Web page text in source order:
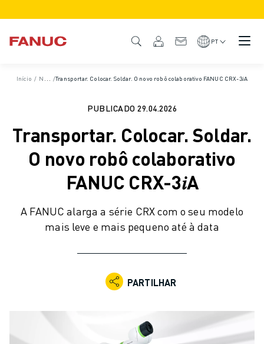
VISÃO GERAL DO PRODUTO
FUNÇÕES/OPÇÕES CNC
PERSONALIZAÇÃO
SIMULAÇÃO - SOLUÇÕES PARA GÉMEOS DIGITAIS
SUSTENTABILIDADE CNC
SOLUÇÕES RETROFIT
MODELOS CNC AVANÇADOS
LOCALIZADOR DE ROBÔS
CONTROLADORES DE ROBÔ
PT
Início / Notícias /Notícias e comunicados de imprensa/Notícias
/Transportar. Colocar. Soldar. O novo robô colaborativo FANUC CRX-3𝑖A
PUBLICADO 29.04.2026
Transportar. Colocar. Soldar.
O novo robô colaborativo
FANUC CRX-3𝑖A
A FANUC alarga a série CRX com o seu modelo
mais leve e mais pequeno até à data
PARTILHAR